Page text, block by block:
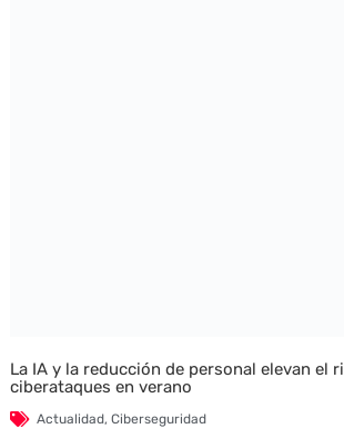
La IA y la reducción de personal elevan el
ciberataques en verano
Actualidad, Ciberseguridad